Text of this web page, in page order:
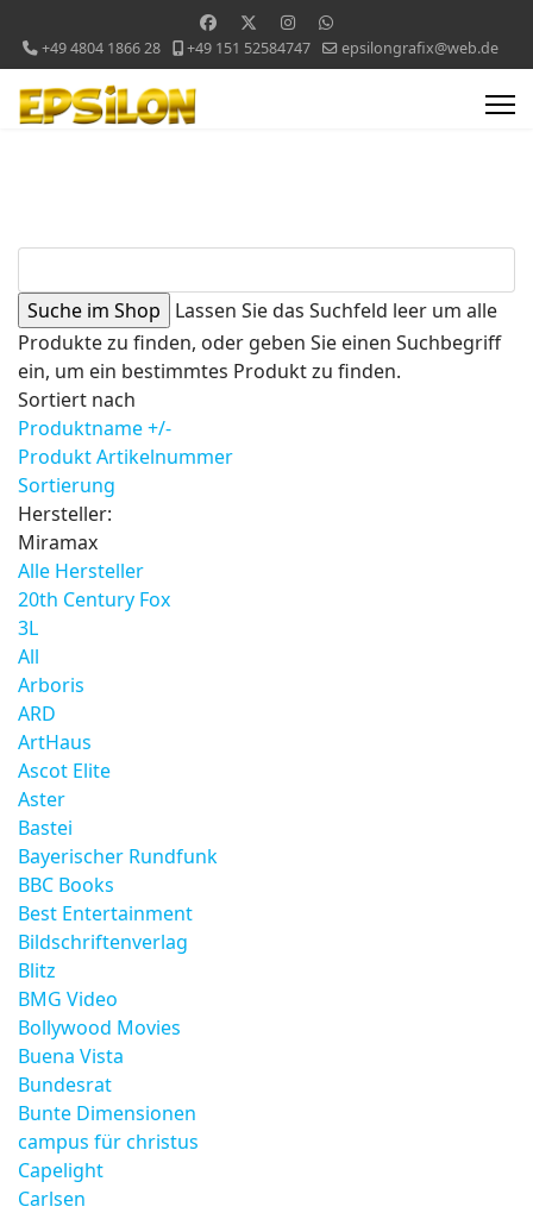
+49 4804 1866 28 +49 151 52584747 epsilongrafix@web.de
Lassen Sie das Suchfeld leer um alle
Produkte zu finden, oder geben Sie einen Suchbegriff
ein, um ein bestimmtes Produkt zu finden.
Sortiert nach
Produktname +/-
Produkt Artikelnummer
Sortierung
Hersteller:
Miramax
Alle Hersteller
20th Century Fox
3L
All
Arboris
ARD
ArtHaus
Ascot Elite
Aster
Bastei
Bayerischer Rundfunk
BBC Books
Best Entertainment
Bildschriftenverlag
Blitz
BMG Video
Bollywood Movies
Buena Vista
Bundesrat
Bunte Dimensionen
campus für christus
Capelight
Carlsen